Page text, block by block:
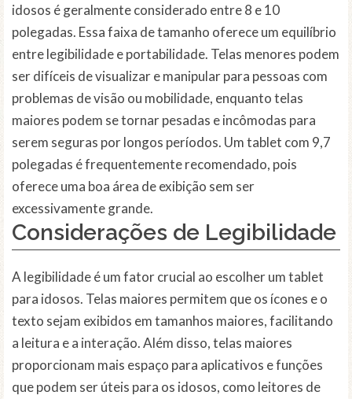
idosos é geralmente considerado entre 8 e 10
polegadas. Essa faixa de tamanho oferece um equilíbrio
entre legibilidade e portabilidade. Telas menores podem
ser difíceis de visualizar e manipular para pessoas com
problemas de visão ou mobilidade, enquanto telas
maiores podem se tornar pesadas e incômodas para
serem seguras por longos períodos. Um tablet com 9,7
polegadas é frequentemente recomendado, pois
oferece uma boa área de exibição sem ser
excessivamente grande.
Considerações de Legibilidade
A legibilidade é um fator crucial ao escolher um tablet
para idosos. Telas maiores permitem que os ícones e o
texto sejam exibidos em tamanhos maiores, facilitando
a leitura e a interação. Além disso, telas maiores
proporcionam mais espaço para aplicativos e funções
que podem ser úteis para os idosos, como leitores de